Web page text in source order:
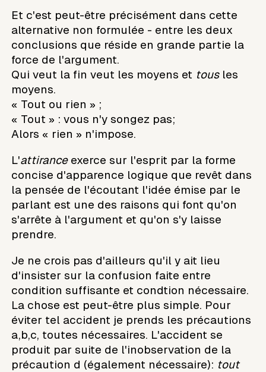
Et c'est peut-être précisément dans cette
alternative non formulée - entre les deux
conclusions que réside en grande partie la
force de l'argument.
Qui veut la fin veut les moyens et tousles
moyens.
« Tout ou rien » ;
« Tout » : vous n'y songez pas;
Alors « rien » n'impose.
L'attiranceexerce sur l'esprit par la forme
concise d'apparence logique que revêt dans
la pensée de l'écoutant l'idée émise par le
parlant est une des raisons qui font qu'on
s'arrête à l'argument et qu'on s'y laisse
prendre.
Je ne crois pas d'ailleurs qu'il y ait lieu
d'insister sur la confusion faite entre
condition suffisante et condtion nécessaire.
La chose est peut-être plus simple. Pour
éviter tel accident je prends les précautions
a,b,c, toutes nécessaires. L'accident se
produit par suite de l'inobservation de la
précaution d (également nécessaire): tout